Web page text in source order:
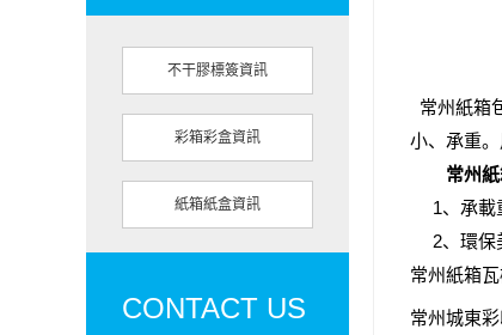
不干膠標簽資訊
彩箱彩盒資訊
紙箱紙盒資訊
CONTACT US
常州紙箱
小、承重
常州
1、承載
2、環保
常州紙箱
常州城東